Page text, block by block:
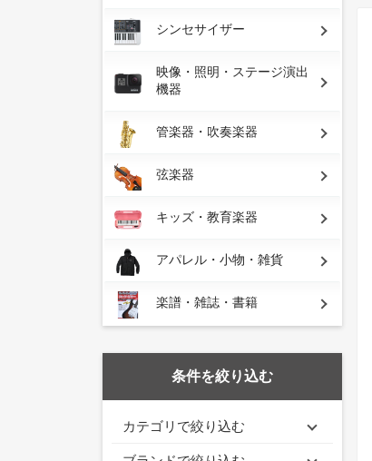
シンセサイザー
映像・照明・ステージ演出
機器
管楽器・吹奏楽器
弦楽器
キッズ・教育楽器
アパレル・小物・雑貨
楽譜・雑誌・書籍
条件を絞り込む
カテゴリで絞り込む